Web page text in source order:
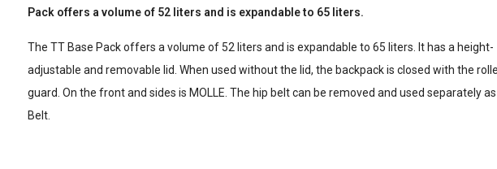
Pack offers a volume of 52 liters and is expandable to 65 liters.
The TT Base Pack offers a volume of 52 liters and is expandable to 65 liters. It has a height-
adjustable and removable lid. When used without the lid, the backpack is closed with the
guard. On the front and sides is MOLLE. The hip belt can be removed and used separately
Belt.